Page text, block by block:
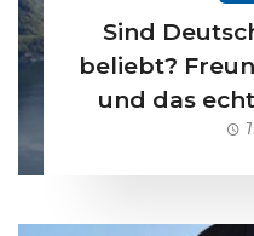
Sind
beliebt?
und das